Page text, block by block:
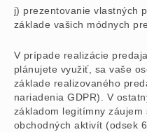
j) prezentovanie vlastných
základe vašich módnych
V prípade realizácie
plánujete využiť, sa vaše
základe realizovaného
nariadenia GDPR). V
základom legitímny záujem
obchodných aktivít (odsek